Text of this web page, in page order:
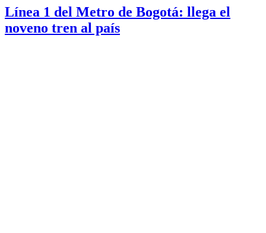
Línea 1 del Metro de Bogotá: llega el
noveno tren al país